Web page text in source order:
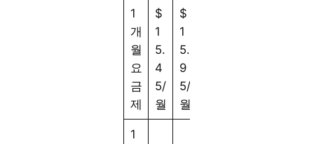
1
개
월
요
금
제
$
1
5.
4
5/
월
$
1
5.
9
5/
월
1